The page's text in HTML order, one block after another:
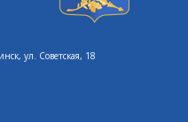
ул. Советская, 18